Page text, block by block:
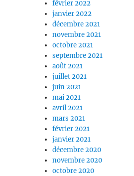
février 2022
janvier 2022
décembre 2021
novembre 2021
octobre 2021
septembre 2021
août 2021
juillet 2021
juin 2021
mai 2021
avril 2021
mars 2021
février 2021
janvier 2021
décembre 2020
novembre 2020
octobre 2020